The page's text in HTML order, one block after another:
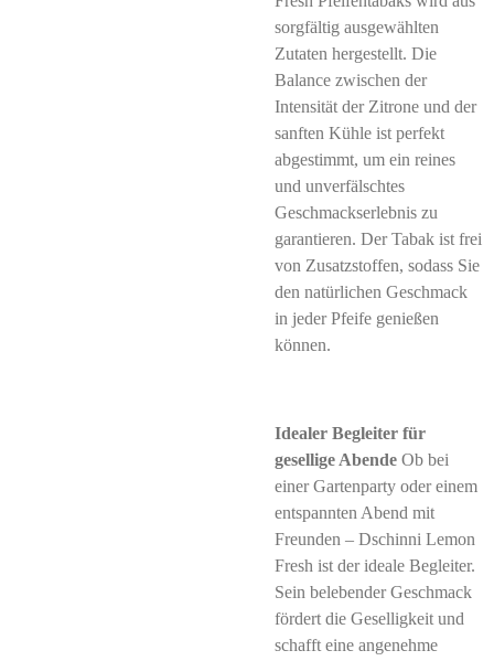
sorgfältig ausgewählten
Zutaten hergestellt. Die
Balance zwischen der
Intensität der Zitrone und der
sanften Kühle ist perfekt
abgestimmt, um ein reines
und unverfälschtes
Geschmackserlebnis zu
garantieren. Der Tabak ist frei
von Zusatzstoffen, sodass Sie
den natürlichen Geschmack
in jeder Pfeife genießen
können.
Idealer Begleiter für
gesellige Abende Ob bei
einer Gartenparty oder einem
entspannten Abend mit
Freunden – Dschinni Lemon
Fresh ist der ideale Begleiter.
Sein belebender Geschmack
fördert die Geselligkeit und
schafft eine angenehme